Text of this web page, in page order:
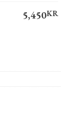
5,450KR